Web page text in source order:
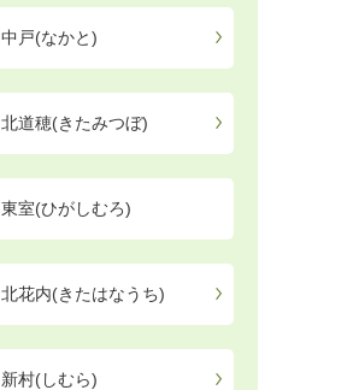
中戸(なかと)
北道穂(きたみつぼ)
東室(ひがしむろ)
北花内(きたはなうち)
新村(しむら)